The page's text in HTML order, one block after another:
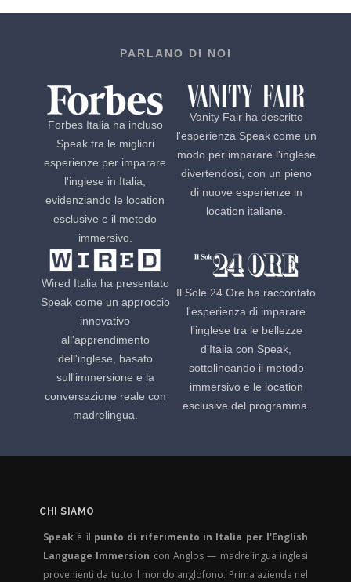
PARLANO DI NOI
Forbes Italia ha incluso
Speak tra le migliori
esperienze per imparare
l'inglese in Italia,
evidenziando le location
esclusive e il metodo
immersivo.
Vanity Fair ha descritto
l'esperienza Speak come un
modo per imparare l'inglese
divertendosi, con un pieno
di nuove esperienze in
location italiane.
Wired Italia ha presentato
Speak come un approccio
innovativo
all'apprendimento
dell'inglese, basato
sull'immersione e la
conversazione reale con
madrelingua.
Il Sole 24 Ore ha raccontato
l'esperienza di imparare
l'inglese tra le bellezze
d'Italia con Speak,
sottolineando il metodo
immersivo e le location
esclusive del programma.
CHI SIAMO
Speak è il punto di riferimento in Italia per l'English
Language Immersion con Anglos — madrelingua inglesi
provenienti da tutto il mondo anglofono. Prima azienda nel